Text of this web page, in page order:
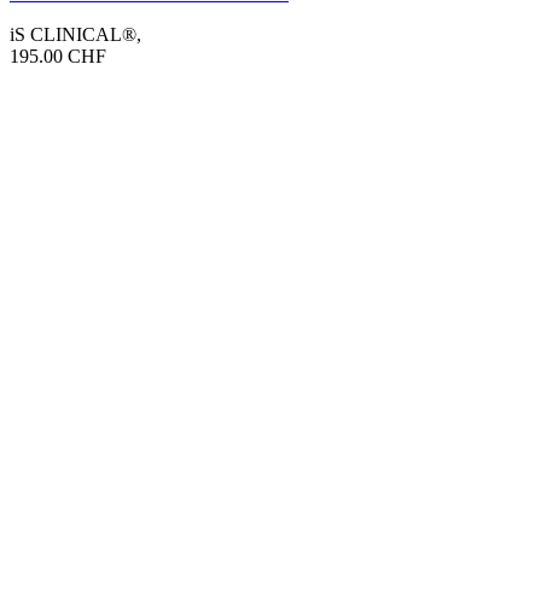
iS CLINICAL®,
195.00 CHF